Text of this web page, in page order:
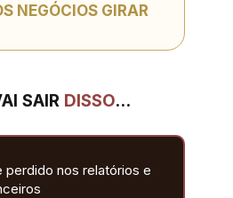
NEGÓCIOS GIRAR
SAIR DISSO…
perdido nos relatórios e